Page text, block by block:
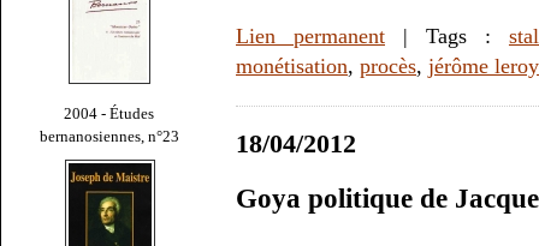
2004 - Études
bernanosiennes, n°23
Lien permanent | Tags :
monétisation, procès, jérôme leroy
18/04/2012
Goya politique de